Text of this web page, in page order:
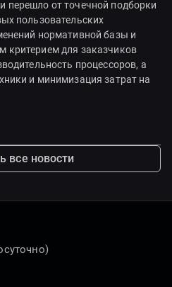
перешло от точечной подборки
пользовательских
нормативной базы и
критерием для заказчиков
процессоров, а
и минимизация затрат на
все новости